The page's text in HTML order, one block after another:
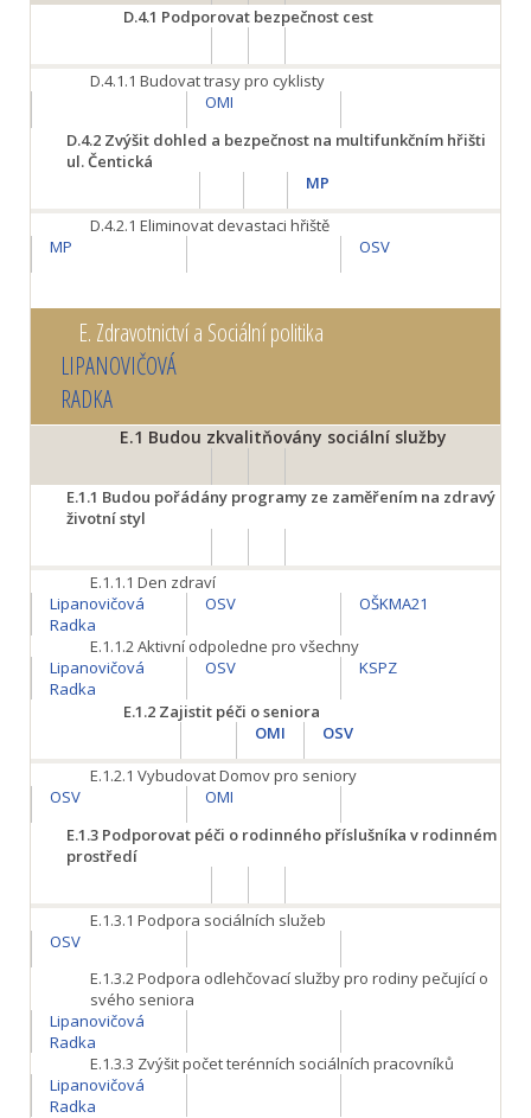
D.4.1 Podporovat bezpečnost cest
D.4.1.1 Budovat trasy pro cyklisty
OMI
D.4.2 Zvýšit dohled a bezpečnost na multifunkčním hřišti
ul. Čentická
MP
D.4.2.1 Eliminovat devastaci hřiště
MP
OSV
E. Zdravotnictví a Sociální politika
LIPANOVIČOVÁ
RADKA
E.1 Budou zkvalitňovány sociální služby
E.1.1 Budou pořádány programy ze zaměřením na zdravý
životní styl
E.1.1.1 Den zdraví
Lipanovičová
Radka
OSV
OŠKMA21
E.1.1.2Aktivní odpoledne pro všechny
Lipanovičová
Radka
OSV KSPZ
E.1.2 Zajistit péči o seniora
OMI
OSV
E.1.2.1 Vybudovat Domov pro seniory
OSV
OMI
E.1.3 Podporovat péči o rodinného příslušníka v rodinném
prostředí
E.1.3.1 Podpora sociálních služeb
OSV
E.1.3.2Podpora odlehčovací služby pro rodiny pečující o
svého seniora
Lipanovičová
Radka
E.1.3.3 Zvýšit počet terénních sociálních pracovníků
Lipanovičová
Radka